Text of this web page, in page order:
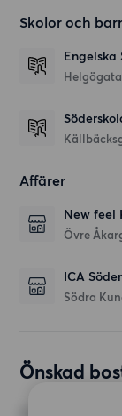
Skolor och
Engelska
Affärer
New feel
Övre
ICA Söder
Södra
Önskad